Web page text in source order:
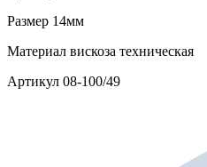
Размер 14мм
Материал вискоза техническая
Артикул 08-100/49